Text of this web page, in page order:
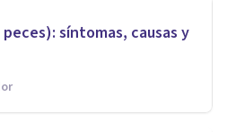
síntomas, causas y